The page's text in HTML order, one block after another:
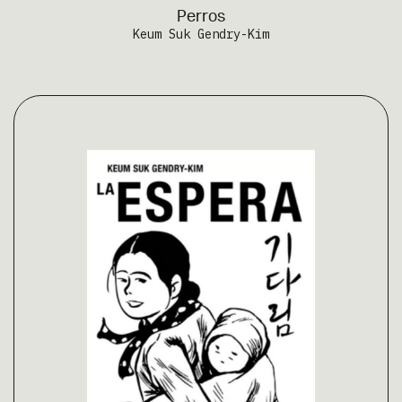
Perros
Keum Suk Gendry-Kim